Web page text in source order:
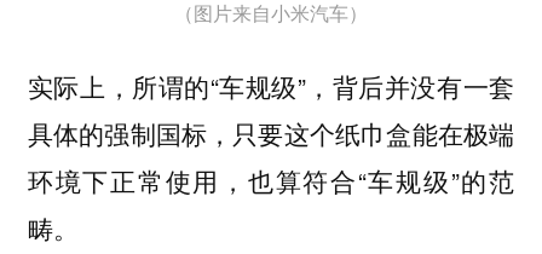
（图片来自小米汽车）
实际上，所谓的“车规级”，背后并没有一套
具体的强制国标，只要这个纸巾盒能在极端
环境下正常使用，也算符合“车规级”的范
畴。